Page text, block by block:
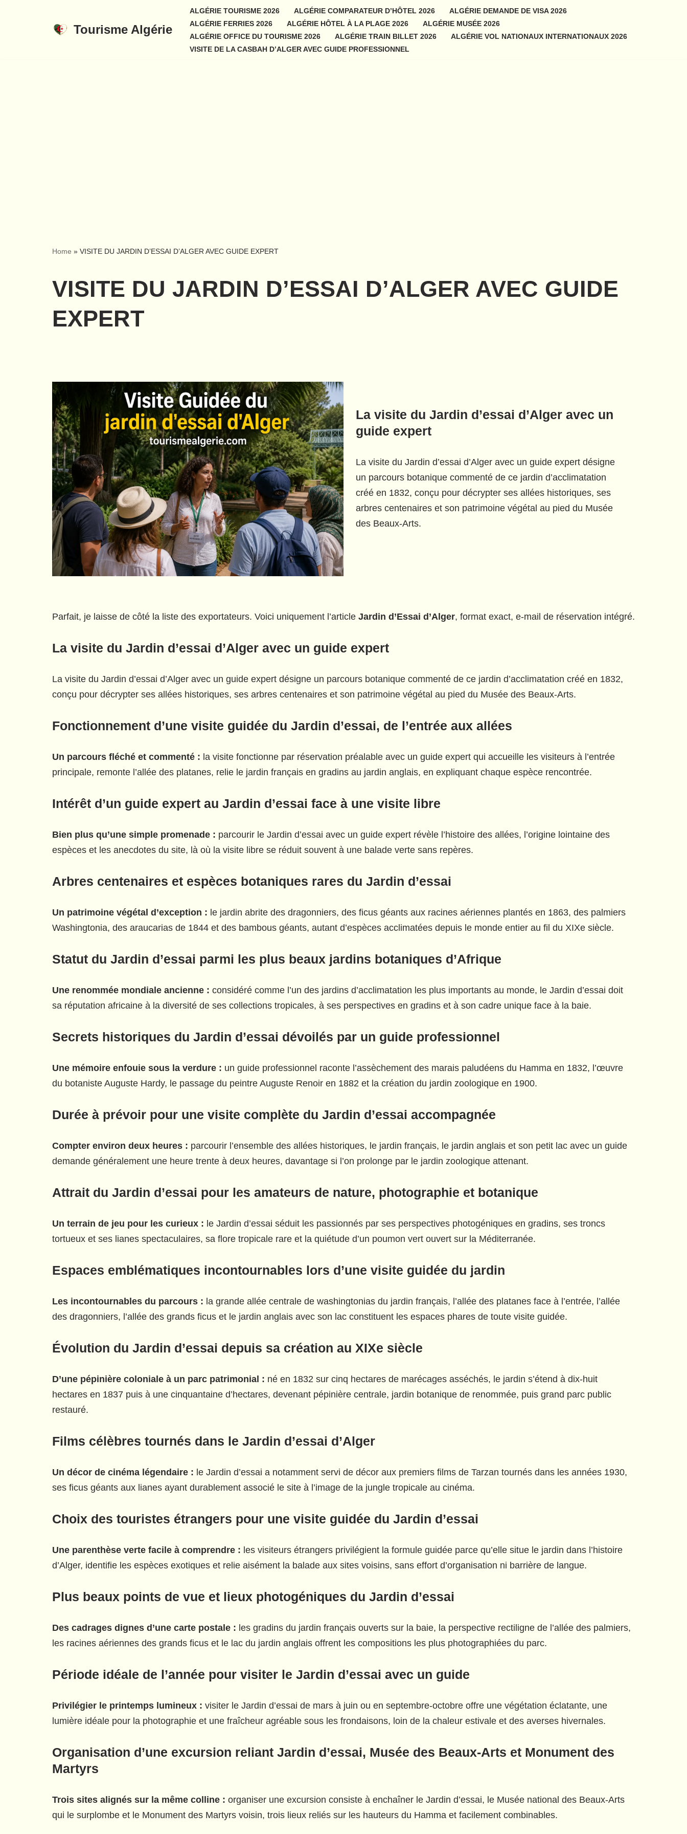
Tourisme Algérie
ALGÉRIE TOURISME 2026 ALGÉRIE COMPARATEUR D’HÔTEL 2026
ALGÉRIE DEMANDE DE VISA 2026
ALGÉRIE FERRIES 2026
ALGÉRIE HÔTEL À LA PLAGE 2026
ALGÉRIE MUSÉE 2026
ALGÉRIE OFFICE DU TOURISME 2026
ALGÉRIE TRAIN BILLET 2026
ALGÉRIE VOL NATIONAUX INTERNATIONAUX 2026
VISITE DE LA CASBAH D’ALGER AVEC GUIDE PROFESSIONNEL
Home » VISITE DU JARDIN D’ESSAI D’ALGER AVEC GUIDE EXPERT
VISITE DU JARDIN D’ESSAI D’ALGER AVEC GUIDE
EXPERT
La visite du Jardin d’essai d’Alger avec un
guide expert
La visite du Jardin d’essai d’Alger avec un guide expert désigne
un parcours botanique commenté de ce jardin d’acclimatation
créé en 1832, conçu pour décrypter ses allées historiques, ses
arbres centenaires et son patrimoine végétal au pied du Musée
des Beaux-Arts.
Parfait, je laisse de côté la liste des exportateurs. Voici uniquement l’article Jardin d’Essai d’Alger, format exact, e-mail de réservation intégré.
La visite du Jardin d’essai d’Alger avec un guide expert
La visite du Jardin d’essai d’Alger avec un guide expert désigne un parcours botanique commenté de ce jardin d’acclimatation créé en 1832,
conçu pour décrypter ses allées historiques, ses arbres centenaires et son patrimoine végétal au pied du Musée des Beaux-Arts.
Fonctionnement d’une visite guidée du Jardin d’essai, de l’entrée aux allées
Un parcours fléché et commenté : la visite fonctionne par réservation préalable avec un guide expert qui accueille les visiteurs à l’entrée
principale, remonte l’allée des platanes, relie le jardin français en gradins au jardin anglais, en expliquant chaque espèce rencontrée.
Intérêt d’un guide expert au Jardin d’essai face à une visite libre
Bien plus qu’une simple promenade : parcourir le Jardin d’essai avec un guide expert révèle l’histoire des allées, l’origine lointaine des
espèces et les anecdotes du site, là où la visite libre se réduit souvent à une balade verte sans repères.
Arbres centenaires et espèces botaniques rares du Jardin d’essai
Un patrimoine végétal d’exception : le jardin abrite des dragonniers, des ficus géants aux racines aériennes plantés en 1863, des palmiers
Washingtonia, des araucarias de 1844 et des bambous géants, autant d’espèces acclimatées depuis le monde entier au fil du XIXe siècle.
Statut du Jardin d’essai parmi les plus beaux jardins botaniques d’Afrique
Une renommée mondiale ancienne : considéré comme l’un des jardins d’acclimatation les plus importants au monde, le Jardin d’essai doit
sa réputation africaine à la diversité de ses collections tropicales, à ses perspectives en gradins et à son cadre unique face à la baie.
Secrets historiques du Jardin d’essai dévoilés par un guide professionnel
Une mémoire enfouie sous la verdure : un guide professionnel raconte l’assèchement des marais paludéens du Hamma en 1832, l’œuvre
du botaniste Auguste Hardy, le passage du peintre Auguste Renoir en 1882 et la création du jardin zoologique en 1900.
Durée à prévoir pour une visite complète du Jardin d’essai accompagnée
Compter environ deux heures : parcourir l’ensemble des allées historiques, le jardin français, le jardin anglais et son petit lac avec un guide
demande généralement une heure trente à deux heures, davantage si l’on prolonge par le jardin zoologique attenant.
Attrait du Jardin d’essai pour les amateurs de nature, photographie et botanique
Un terrain de jeu pour les curieux : le Jardin d’essai séduit les passionnés par ses perspectives photogéniques en gradins, ses troncs
tortueux et ses lianes spectaculaires, sa flore tropicale rare et la quiétude d’un poumon vert ouvert sur la Méditerranée.
Espaces emblématiques incontournables lors d’une visite guidée du jardin
Les incontournables du parcours : la grande allée centrale de washingtonias du jardin français, l’allée des platanes face à l’entrée, l’allée
des dragonniers, l’allée des grands ficus et le jardin anglais avec son lac constituent les espaces phares de toute visite guidée.
Évolution du Jardin d’essai depuis sa création au XIXe siècle
D’une pépinière coloniale à un parc patrimonial : né en 1832 sur cinq hectares de marécages asséchés, le jardin s’étend à dix-huit
hectares en 1837 puis à une cinquantaine d’hectares, devenant pépinière centrale, jardin botanique de renommée, puis grand parc public
restauré.
Films célèbres tournés dans le Jardin d’essai d’Alger
Un décor de cinéma légendaire : le Jardin d’essai a notamment servi de décor aux premiers films de Tarzan tournés dans les années 1930,
ses ficus géants aux lianes ayant durablement associé le site à l’image de la jungle tropicale au cinéma.
Choix des touristes étrangers pour une visite guidée du Jardin d’essai
Une parenthèse verte facile à comprendre : les visiteurs étrangers privilégient la formule guidée parce qu’elle situe le jardin dans l’histoire
d’Alger, identifie les espèces exotiques et relie aisément la balade aux sites voisins, sans effort d’organisation ni barrière de langue.
Plus beaux points de vue et lieux photogéniques du Jardin d’essai
Des cadrages dignes d’une carte postale : les gradins du jardin français ouverts sur la baie, la perspective rectiligne de l’allée des palmiers,
les racines aériennes des grands ficus et le lac du jardin anglais offrent les compositions les plus photographiées du parc.
Période idéale de l’année pour visiter le Jardin d’essai avec un guide
Privilégier le printemps lumineux : visiter le Jardin d’essai de mars à juin ou en septembre-octobre offre une végétation éclatante, une
lumière idéale pour la photographie et une fraîcheur agréable sous les frondaisons, loin de la chaleur estivale et des averses hivernales.
Organisation d’une excursion reliant Jardin d’essai, Musée des Beaux-Arts et Monument des
Martyrs
Trois sites alignés sur la même colline : organiser une excursion consiste à enchaîner le Jardin d’essai, le Musée national des Beaux-Arts
qui le surplombe et le Monument des Martyrs voisin, trois lieux reliés sur les hauteurs du Hamma et facilement combinables.